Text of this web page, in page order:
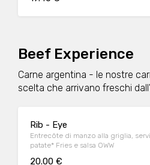
Beef Experience
Carne argentina - le nostre
scelta che arrivano freschi
Rib - Eye
Entrecôte di manzo alla griglia,
patate* Fries e salsa OWW
20.00 €